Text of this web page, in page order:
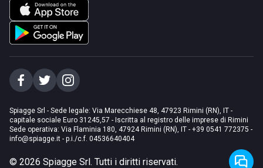
Spiagge Srl - Sede legale: Via Marecchiese 48, 47923 Rimini (RN), IT -
capitale sociale Euro 31245,57 - Iscritta al registro delle imprese di Rimini
Sede operativa: Via Flaminia 180, 47924 Rimini (RN), IT - +39 0541 772375 -
info@spiagge.it - p.i./c.f. 04536640404
© 2026 Spiagge Srl. Tutti i diritti riservati.